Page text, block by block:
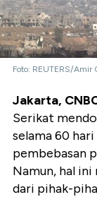
Foto: REUTERS/Amir
Jakarta,
Serikat
selama 60
pembebasan
Namun, hal
dari pihak-